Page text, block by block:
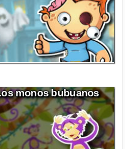
monos bubuanos